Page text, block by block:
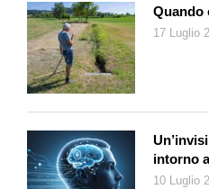
Quando
17 Luglio
intorno
10 Luglio